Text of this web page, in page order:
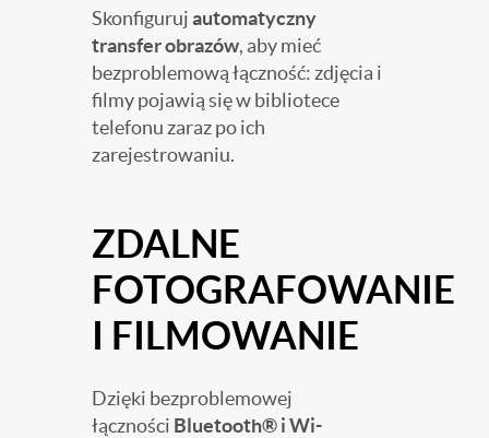
Skonfigurujautomatyczny
transfer obrazów, aby mieć
bezproblemową łączność: zdjęcia i
filmy pojawią się w bibliotece
telefonu zaraz po ich
zarejestrowaniu.
ZDALNE
FOTOGRAFOWANIE
I FILMOWANIE
Dzięki bezproblemowej
łączności Bluetooth®i Wi-